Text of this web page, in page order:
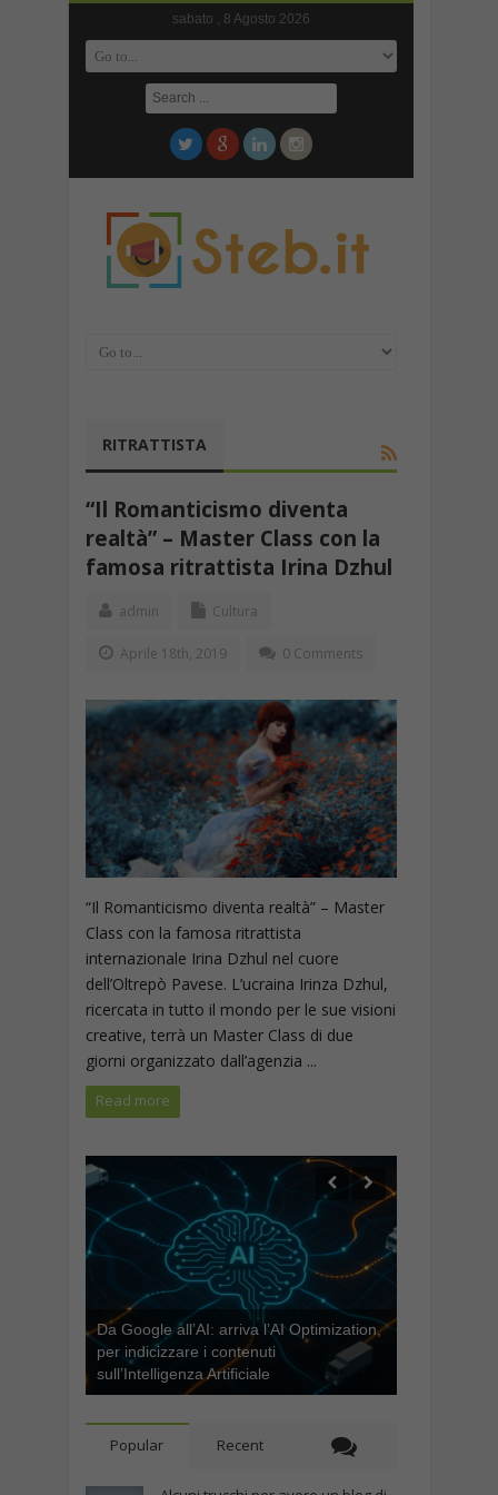
sabato , 8 Agosto 2026
RITRATTISTA
“Il Romanticismo diventa
realtà” – Master Class con la
famosa ritrattista Irina Dzhul
admin Cultura
Aprile 18th, 2019 0 Comments
“Il Romanticismo diventa realtà” – Master
Class con la famosa ritrattista
internazionale Irina Dzhul nel cuore
dell’Oltrepò Pavese. L’ucraina Irinza Dzhul,
ricercata in tutto il mondo per le sue visioni
creative, terrà un Master Class di due
giorni organizzato dall’agenzia ...
Read more
Da Google all’AI: arriva l’AI Optimization,
per indicizzare i contenuti
sull’Intelligenza Artificiale
Popular Recent